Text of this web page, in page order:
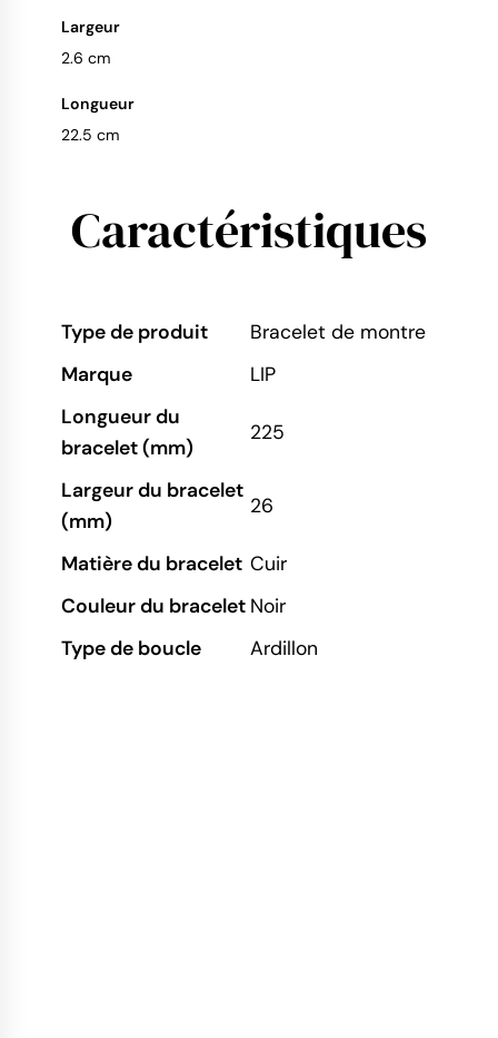
Largeur
2.6 cm
Longueur
22.5 cm
Caractéristiques
Type de produit
Bracelet de montre
Marque
LIP
Longueur du
bracelet (mm)
225
Largeur du bracelet
(mm)
26
Matière du bracelet Cuir
Couleur du bracelet Noir
Type de boucle
Ardillon